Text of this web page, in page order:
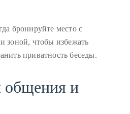
бронируйте место с
зоной, чтобы избежать
приватность беседы.
общения и